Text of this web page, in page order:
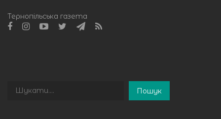
Тернопільська газета
Пошук
Пошук